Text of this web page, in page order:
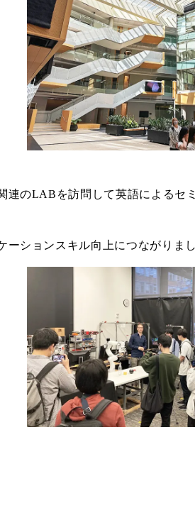
連のLABを訪問して英語によるセ
ションスキル向上につながりまし